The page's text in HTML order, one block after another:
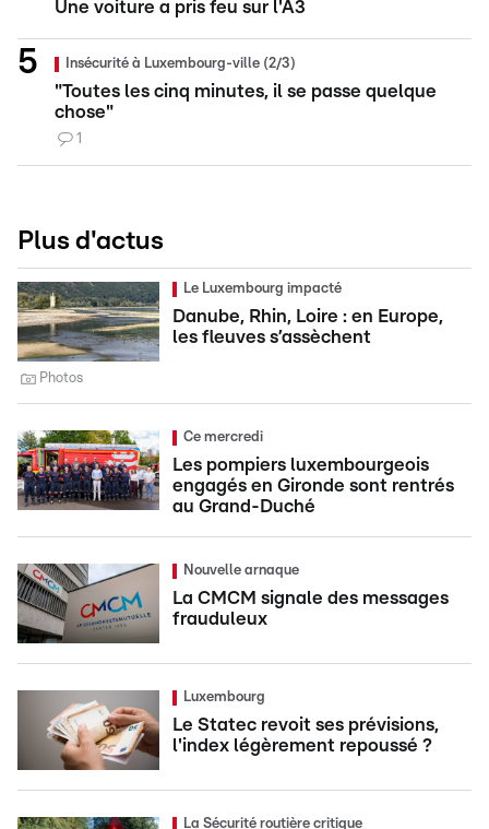
Une voiture a pris feu sur l'A3
Insécurité à Luxembourg-ville (2/3)
"Toutes les cinq minutes, il se passe quelque
chose"
1
Plus d'actus
Le Luxembourg impacté
Danube, Rhin, Loire : en Europe,
les fleuves s’assèchent
Photos
Ce mercredi
Les pompiers luxembourgeois
engagés en Gironde sont rentrés
au Grand-Duché
Nouvelle arnaque
La CMCM signale des messages
frauduleux
Luxembourg
Le Statec revoit ses prévisions,
l'index légèrement repoussé ?
La Sécurité routière critique